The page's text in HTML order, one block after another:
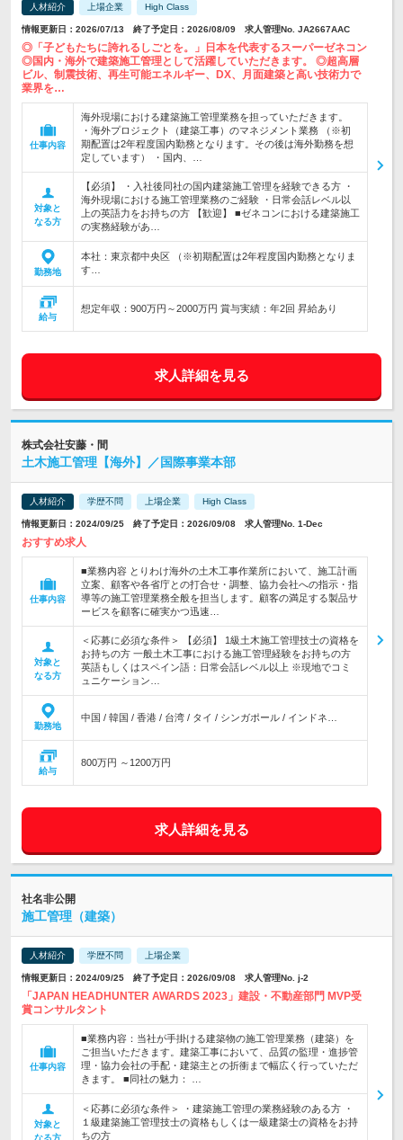
人材紹介 上場企業 High Class
情報更新日：2026/07/13 終了予定日：2026/08/09 求人管理No. JA2667AAC
◎「子どもたちに誇れるしごとを。」日本を代表するスーパーゼネコン
◎国内・海外で建築施工管理として活躍していただきます。 ◎超高層
ビル、制震技術、再生可能エネルギー、DX、月面建築と高い技術力で
業界を…
仕事内容
海外現場における建築施工管理業務を担っていただきます。
・海外プロジェクト（建築工事）のマネジメント業務 （※初
期配置は2年程度国内勤務となります。その後は海外勤務を想
定しています） ・国内、…
対象と
なる方
【必須】 ・入社後同社の国内建築施工管理を経験できる方 ・
海外現場における施工管理業務のご経験 ・日常会話レベル以
上の英語力をお持ちの方 【歓迎】 ■ゼネコンにおける建築施工
の実務経験があ…
勤務地
本社：東京都中央区 （※初期配置は2年程度国内勤務となりま
す…
給与
想定年収：900万円～2000万円 賞与実績：年2回 昇給あり
求人詳細を見る
株式会社安藤・間
土木施工管理【海外】／国際事業本部
人材紹介 学歴不問 上場企業 High Class
情報更新日：2024/09/25 終了予定日：2026/09/08 求人管理No. 1-Dec
おすすめ求人
仕事内容
■業務内容 とりわけ海外の土木工事作業所において、施工計画
立案、顧客や各省庁との打合せ・調整、協力会社への指示・指
導等の施工管理業務全般を担当します。顧客の満足する製品サ
ービスを顧客に確実かつ迅速…
対象と
なる方
＜応募に必須な条件＞ 【必須】 1級土木施工管理技士の資格を
お持ちの方 一般土木工事における施工管理経験をお持ちの方
英語もしくはスペイン語：日常会話レベル以上 ※現地でコミ
ュニケーション…
勤務地
中国 / 韓国 / 香港 / 台湾 / タイ / シンガポール / インドネ…
給与
800万円 ～1200万円
求人詳細を見る
社名非公開
施工管理（建築）
人材紹介 学歴不問 上場企業
情報更新日：2024/09/25 終了予定日：2026/09/08 求人管理No. j-2
「JAPAN HEADHUNTER AWARDS 2023」建設・不動産部門 MVP受
賞コンサルタント
仕事内容
■業務内容：当社が手掛ける建築物の施工管理業務（建築）を
ご担当いただきます。建築工事において、品質の監理・進捗管
理・協力会社の手配・建築主との折衝まで幅広く行っていただ
きます。 ■同社の魅力： …
対象と
なる方
＜応募に必須な条件＞ ・建築施工管理の業務経験のある方 ・
１級建築施工管理技士の資格もしくは一級建築士の資格をお持
ちの方